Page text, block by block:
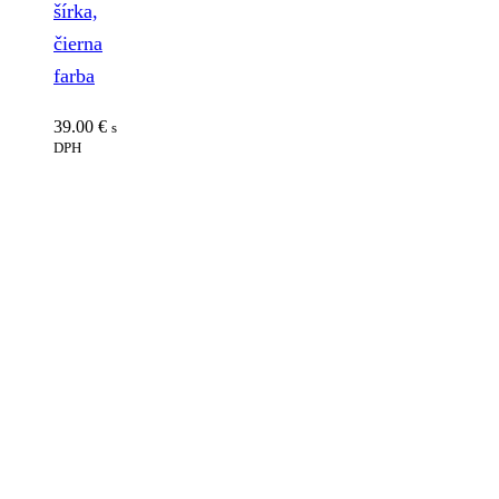
šírka,
čierna
farba
39.00 € s
DPH